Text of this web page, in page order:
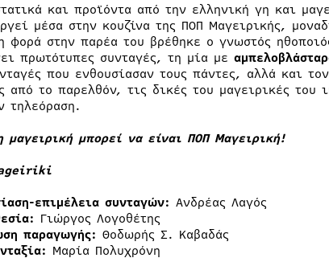
και προϊόντα από την ελληνική γη και
μέσα στην κουζίνα της ΠΟΠ Μαγειρικής,
φορά στην παρέα του βρέθηκε ο γνωστός
πρωτότυπες συνταγές, τη μία με
που ενθουσίασαν τους πάντες, αλλά και
από το παρελθόν, τις δικές του μαγειρικές
τηλεόραση.
μαγειρική μπορεί να είναι ΠΟΠ Μαγειρική!
επιμέλεια συνταγών: Ανδρέας Λαγός
Γιώργος Λογοθέτης
παραγωγής: Θοδωρής Σ. Καβαδάς
Μαρία Πολυχρόνη